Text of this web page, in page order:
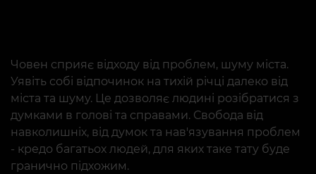
Човен сприяє відходу від проблем, шуму міста.
Уявіть собі відпочинок на тихій річці далеко від
міста та шуму. Це дозволяє людині розібратися з
думками в голові та справами. Свобода від
навколишніх, від думок та нав'язування проблем
- кредо багатьох людей, для яких таке тату буде
гранично підхожим.